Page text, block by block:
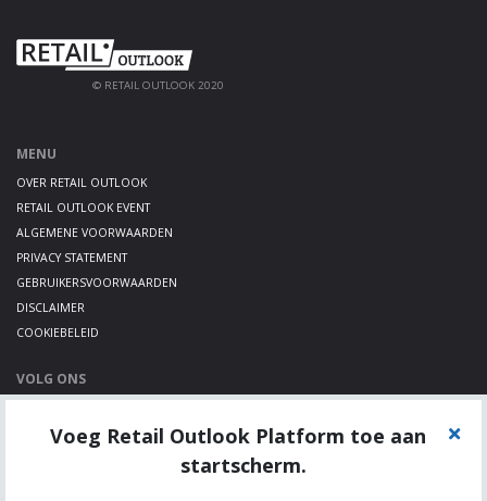
© RETAIL OUTLOOK 2020
MENU
OVER RETAIL OUTLOOK
RETAIL OUTLOOK EVENT
ALGEMENE VOORWAARDEN
PRIVACY STATEMENT
GEBRUIKERSVOORWAARDEN
DISCLAIMER
COOKIEBELEID
VOLG ONS
TWITTER
Voeg Retail Outlook Platform toe aan
startscherm.